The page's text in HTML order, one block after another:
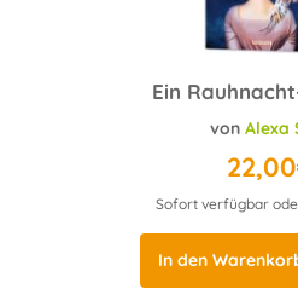
Ein
von Alexa
Sofort verfügbar
In den